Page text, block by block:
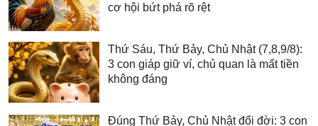
cơ hội bứt phá rõ rệt
Thứ Sáu, Thứ Bảy, Chủ Nhật (7,8,9/8):
3 con giáp giữ ví, chủ quan là mất tiền
không đáng
Đúng Thứ Bảy, Chủ Nhật đổi đời: 3 con